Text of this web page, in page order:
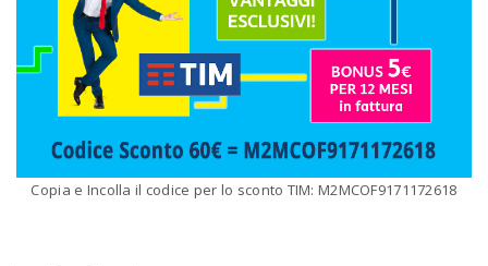
Copia e Incolla il codice per lo sconto TIM: M2MCOF9171172618